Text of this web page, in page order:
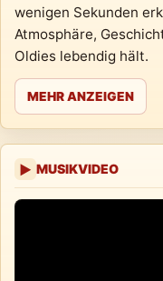
wenigen Sekunden
Atmosphäre,
Oldies lebendig hält.
MEHR ANZEIGEN
▶ MUSIKVIDEO